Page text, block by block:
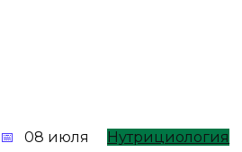
08 июля
Нутрициология